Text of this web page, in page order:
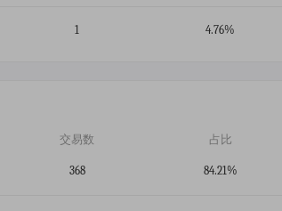
1 4.76%
交易数 占比
368 84.21%